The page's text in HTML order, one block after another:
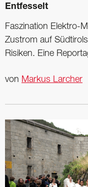
Entfesselt
Faszination Elektro-
Zustrom auf
Risiken. Eine
von Markus Larcher